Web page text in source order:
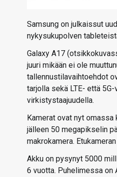
Samsung on julkaissut
nykysukupolven
Galaxy A17
juuri mikään ei ole
tallennustilavaihtoehdot
tarjolla sekä LTE- että
virkistystaajuudella.
Kamerat ovat nyt
jälleen 50 megapikselin
makrokamera.
Akku on pysynyt 5000
6 vuotta. Puhelimessa on